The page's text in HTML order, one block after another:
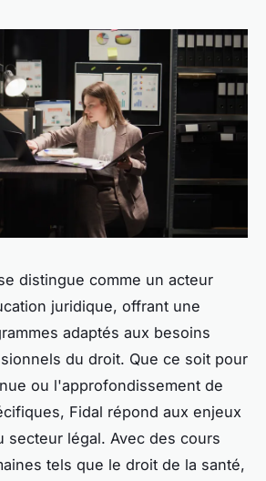
distingue comme un acteur
juridique, offrant une
adaptés aux besoins
du droit. Que ce soit pour
ou l'approfondissement de
Fidal répond aux enjeux
secteur légal. Avec des cours
tels que le droit de la santé,